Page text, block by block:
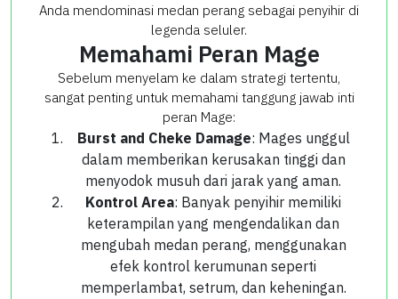
Anda mendominasi medan perang sebagai penyihir di
legenda seluler.
Memahami Peran Mage
Sebelum menyelam ke dalam strategi tertentu,
sangat penting untuk memahami tanggung jawab inti
peran Mage:
Burst and Cheke Damage: Mages unggul
dalam memberikan kerusakan tinggi dan
menyodok musuh dari jarak yang aman.
Kontrol Area: Banyak penyihir memiliki
keterampilan yang mengendalikan dan
mengubah medan perang, menggunakan
efek kontrol kerumunan seperti
memperlambat, setrum, dan keheningan.